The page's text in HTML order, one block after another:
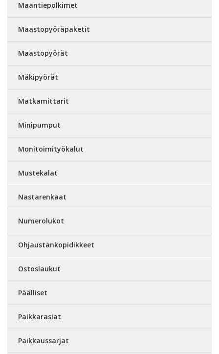
Maantiepolkimet
Maastopyöräpaketit
Maastopyörät
Mäkipyörät
Matkamittarit
Minipumput
Monitoimityökalut
Mustekalat
Nastarenkaat
Numerolukot
Ohjaustankopidikkeet
Ostoslaukut
Päälliset
Paikkarasiat
Paikkaussarjat